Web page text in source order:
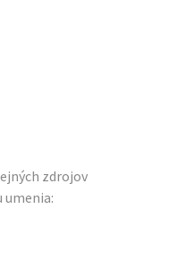
zdrojov
umenia: